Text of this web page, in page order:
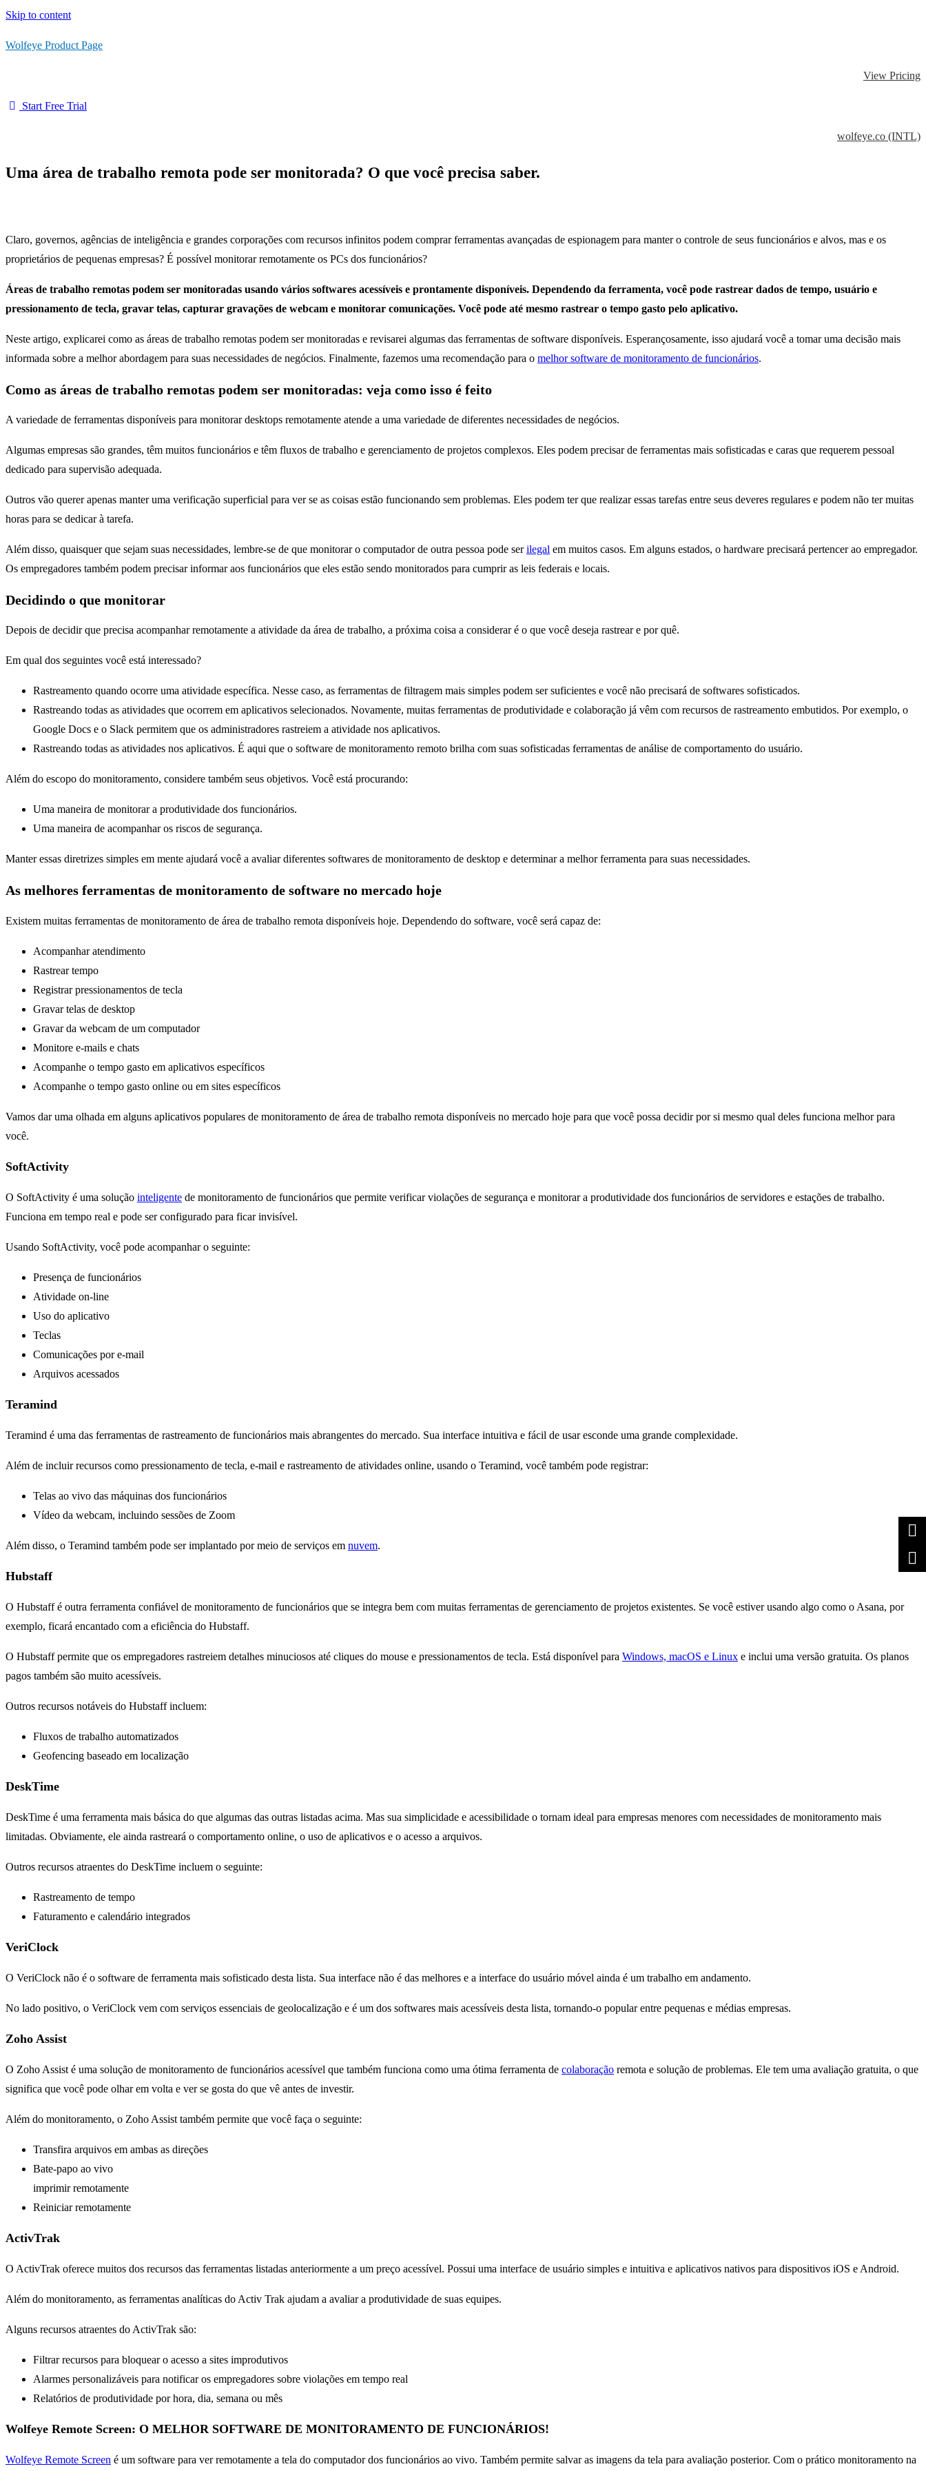
Skip to content
Wolfeye Product Page
View Pricing
Start Free Trial
wolfeye.co (INTL)
Uma área de trabalho remota pode ser monitorada? O que você precisa saber.
Claro, governos, agências de inteligência e grandes corporações com recursos infinitos podem comprar ferramentas avançadas de espionagem para manter o controle de seus funcionários e alvos, mas e os
proprietários de pequenas empresas? É possível monitorar remotamente os PCs dos funcionários?
Áreas de trabalho remotas podem ser monitoradas usando vários softwares acessíveis e prontamente disponíveis. Dependendo da ferramenta, você pode rastrear dados de tempo, usuário e
pressionamento de tecla, gravar telas, capturar gravações de webcam e monitorar comunicações. Você pode até mesmo rastrear o tempo gasto pelo aplicativo.
Neste artigo, explicarei como as áreas de trabalho remotas podem ser monitoradas e revisarei algumas das ferramentas de software disponíveis. Esperançosamente, isso ajudará você a tomar uma decisão mais
informada sobre a melhor abordagem para suas necessidades de negócios. Finalmente, fazemos uma recomendação para o melhor software de monitoramento de funcionários.
Como as áreas de trabalho remotas podem ser monitoradas: veja como isso é feito
A variedade de ferramentas disponíveis para monitorar desktops remotamente atende a uma variedade de diferentes necessidades de negócios.
Algumas empresas são grandes, têm muitos funcionários e têm fluxos de trabalho e gerenciamento de projetos complexos. Eles podem precisar de ferramentas mais sofisticadas e caras que requerem pessoal
dedicado para supervisão adequada.
Outros vão querer apenas manter uma verificação superficial para ver se as coisas estão funcionando sem problemas. Eles podem ter que realizar essas tarefas entre seus deveres regulares e podem não ter muitas
horas para se dedicar à tarefa.
Além disso, quaisquer que sejam suas necessidades, lembre-se de que monitorar o computador de outra pessoa pode serilegal em muitos casos. Em alguns estados, o hardware precisará pertencer ao empregador.
Os empregadores também podem precisar informar aos funcionários que eles estão sendo monitorados para cumprir as leis federais e locais.
Decidindo o que monitorar
Depois de decidir que precisa acompanhar remotamente a atividade da área de trabalho, a próxima coisa a considerar é o que você deseja rastrear e por quê.
Em qual dos seguintes você está interessado?
Rastreamento quando ocorre uma atividade específica. Nesse caso, as ferramentas de filtragem mais simples podem ser suficientes e você não precisará de softwares sofisticados.
Rastreando todas as atividades que ocorrem em aplicativos selecionados. Novamente, muitas ferramentas de produtividade e colaboração já vêm com recursos de rastreamento embutidos. Por exemplo, o
Google Docs e o Slack permitem que os administradores rastreiem a atividade nos aplicativos.
Rastreando todas as atividades nos aplicativos. É aqui que o software de monitoramento remoto brilha com suas sofisticadas ferramentas de análise de comportamento do usuário.
Além do escopo do monitoramento, considere também seus objetivos. Você está procurando:
Uma maneira de monitorar a produtividade dos funcionários.
Uma maneira de acompanhar os riscos de segurança.
Manter essas diretrizes simples em mente ajudará você a avaliar diferentes softwares de monitoramento de desktop e determinar a melhor ferramenta para suas necessidades.
As melhores ferramentas de monitoramento de software no mercado hoje
Existem muitas ferramentas de monitoramento de área de trabalho remota disponíveis hoje. Dependendo do software, você será capaz de:
Acompanhar atendimento
Rastrear tempo
Registrar pressionamentos de tecla
Gravar telas de desktop
Gravar da webcam de um computador
Monitore e-mails e chats
Acompanhe o tempo gasto em aplicativos específicos
Acompanhe o tempo gasto online ou em sites específicos
Vamos dar uma olhada em alguns aplicativos populares de monitoramento de área de trabalho remota disponíveis no mercado hoje para que você possa decidir por si mesmo qual deles funciona melhor para
você.
SoftActivity
O SoftActivity é uma solução inteligente de monitoramento de funcionários que permite verificar violações de segurança e monitorar a produtividade dos funcionários de servidores e estações de trabalho.
Funciona em tempo real e pode ser configurado para ficar invisível.
Usando SoftActivity, você pode acompanhar o seguinte:
Presença de funcionários
Atividade on-line
Uso do aplicativo
Teclas
Comunicações por e-mail
Arquivos acessados
Teramind
Teramind é uma das ferramentas de rastreamento de funcionários mais abrangentes do mercado. Sua interface intuitiva e fácil de usar esconde uma grande complexidade.
Além de incluir recursos como pressionamento de tecla, e-mail e rastreamento de atividades online, usando o Teramind, você também pode registrar:
Telas ao vivo das máquinas dos funcionários
Vídeo da webcam, incluindo sessões de Zoom
Além disso, o Teramind também pode ser implantado por meio de serviços em nuvem.
Hubstaff
O Hubstaff é outra ferramenta confiável de monitoramento de funcionários que se integra bem com muitas ferramentas de gerenciamento de projetos existentes. Se você estiver usando algo como o Asana, por
exemplo, ficará encantado com a eficiência do Hubstaff.
O Hubstaff permite que os empregadores rastreiem detalhes minuciosos até cliques do mouse e pressionamentos de tecla. Está disponível para Windows, macOS e Linux e inclui uma versão gratuita. Os planos
pagos também são muito acessíveis.
Outros recursos notáveis do Hubstaff incluem:
Fluxos de trabalho automatizados
Geofencing baseado em localização
DeskTime
DeskTime é uma ferramenta mais básica do que algumas das outras listadas acima. Mas sua simplicidade e acessibilidade o tornam ideal para empresas menores com necessidades de monitoramento mais
limitadas. Obviamente, ele ainda rastreará o comportamento online, o uso de aplicativos e o acesso a arquivos.
Outros recursos atraentes do DeskTime incluem o seguinte:
Rastreamento de tempo
Faturamento e calendário integrados
VeriClock
O VeriClock não é o software de ferramenta mais sofisticado desta lista. Sua interface não é das melhores e a interface do usuário móvel ainda é um trabalho em andamento.
No lado positivo, o VeriClock vem com serviços essenciais de geolocalização e é um dos softwares mais acessíveis desta lista, tornando-o popular entre pequenas e médias empresas.
Zoho Assist
O Zoho Assist é uma solução de monitoramento de funcionários acessível que também funciona como uma ótima ferramenta de colaboração remota e solução de problemas. Ele tem uma avaliação gratuita, o que
significa que você pode olhar em volta e ver se gosta do que vê antes de investir.
Além do monitoramento, o Zoho Assist também permite que você faça o seguinte:
Transfira arquivos em ambas as direções
Bate-papo ao vivo
imprimir remotamente
Reiniciar remotamente
ActivTrak
O ActivTrak oferece muitos dos recursos das ferramentas listadas anteriormente a um preço acessível. Possui uma interface de usuário simples e intuitiva e aplicativos nativos para dispositivos iOS e Android.
Além do monitoramento, as ferramentas analíticas do Activ Trak ajudam a avaliar a produtividade de suas equipes.
Alguns recursos atraentes do ActivTrak são:
Filtrar recursos para bloquear o acesso a sites improdutivos
Alarmes personalizáveis para notificar os empregadores sobre violações em tempo real
Relatórios de produtividade por hora, dia, semana ou mês
Wolfeye Remote Screen: O MELHOR SOFTWARE DE MONITORAMENTO DE FUNCIONÁRIOS!
Wolfeye Remote Screen é um software para ver remotamente a tela do computador dos funcionários ao vivo. Também permite salvar as imagens da tela para avaliação posterior. Com o prático monitoramento na